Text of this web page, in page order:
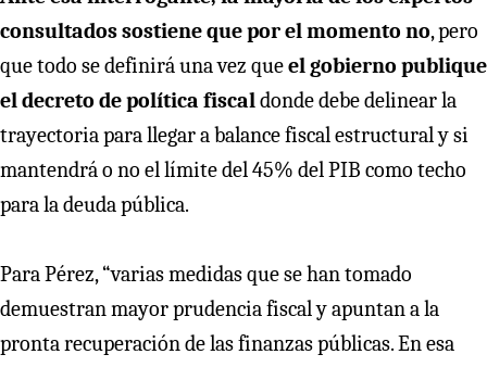
consultados sostiene que por el momento no, pero
que todo se definirá una vez queel gobierno publique
el decreto de política fiscaldonde debe delinear la
trayectoria para llegar a balance fiscal estructural y si
mantendrá o no el límite del 45% del PIB como techo
para la deuda pública.
Para Pérez, “varias medidas que se han tomado
demuestran mayor prudencia fiscal y apuntan a la
pronta recuperación de las finanzas públicas. En esa